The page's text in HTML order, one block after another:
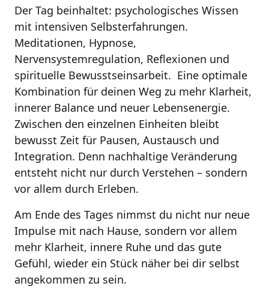
Der Tag beinhaltet: psychologisches Wissen
mit intensiven Selbsterfahrungen.
Meditationen, Hypnose,
Nervensystemregulation, Reflexionen und
spirituelle Bewusstseinsarbeit.  Eine optimale
Kombination für deinen Weg zu mehr Klarheit,
innerer Balance und neuer Lebensenergie.
Zwischen den einzelnen Einheiten bleibt
bewusst Zeit für Pausen, Austausch und
Integration. Denn nachhaltige Veränderung
entsteht nicht nur durch Verstehen – sondern
vor allem durch Erleben.
Am Ende des Tages nimmst du nicht nur neue
Impulse mit nach Hause, sondern vor allem
mehr Klarheit, innere Ruhe und das gute
Gefühl, wieder ein Stück näher bei dir selbst
angekommen zu sein.